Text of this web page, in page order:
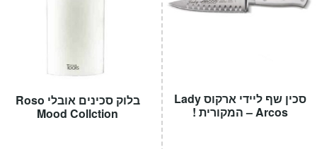
בלוק סכינים אובלי Roso
Mood Collction
סכין שף ליידי ארקוס Lady
Arcos – המקורית !